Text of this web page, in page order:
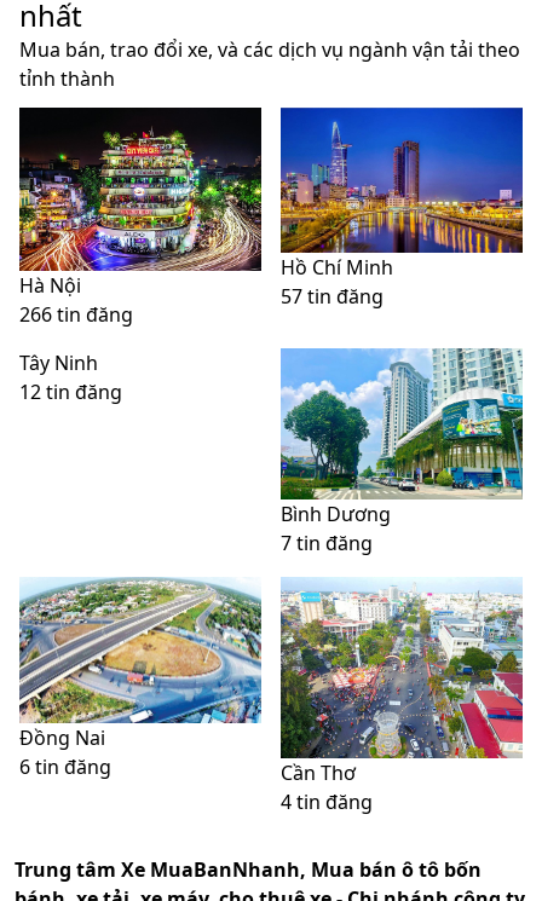
nhất
Mua bán, trao đổi xe, và các dịch vụ ngành vận tải theo
tỉnh thành
Hà Nội
266 tin đăng
Hồ Chí Minh
57 tin đăng
Tây Ninh
12 tin đăng
Bình Dương
7 tin đăng
Đồng Nai
6 tin đăng
Cần Thơ
4 tin đăng
Trung tâm Xe MuaBanNhanh, Mua bán ô tô bốn